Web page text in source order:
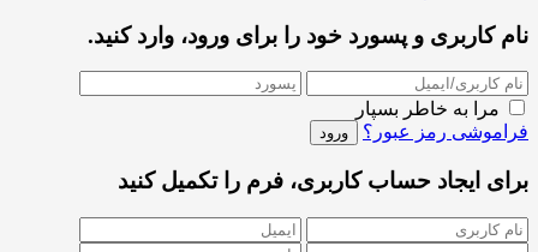
نام کاربری و پسورد خود را برای ورود، وارد کنید.
مرا به خاطر بسپار
فراموشی رمز عبور؟
برای ایجاد حساب کاربری، فرم را تکمیل کنید